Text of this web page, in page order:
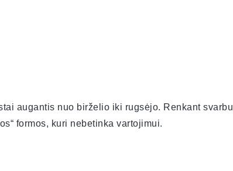
augantis nuo birželio iki rugsėjo. Renkant svarbu
formos, kuri nebetinka vartojimui.